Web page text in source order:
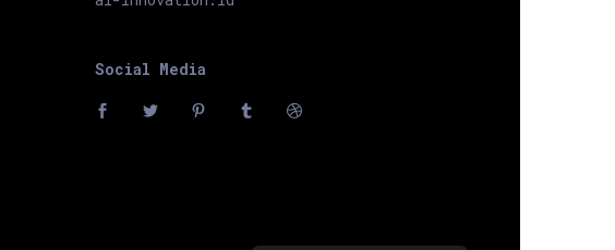
Social Media